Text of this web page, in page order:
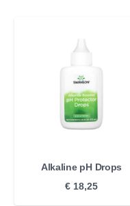
Alkaline pH Drops
€ 18,25